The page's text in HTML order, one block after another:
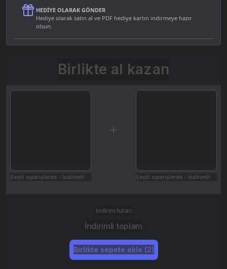
HEDIYE OLARAK GÖNDER
Hediye olarak satın al ve PDF hediye kartın indirmeye hazır
olsun.
Birlikte al kazan
Seçili siparişlerde - İndirimli! Seçili siparişlerde - İndirimli!
İndirim tutarı
İndirimli toplam
Birlikte sepete ekle (2)